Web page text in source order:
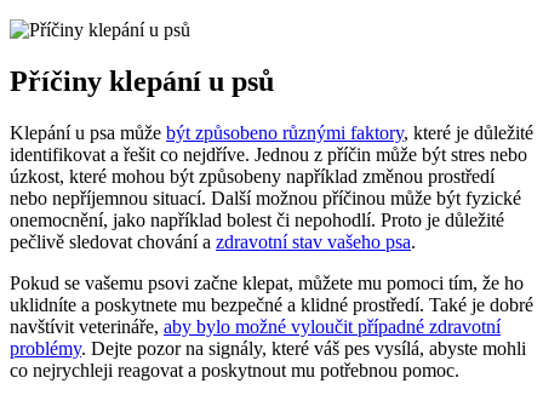
Příčiny klepání ⁤u psů
Klepání‍ u psa může​ být způsobeno různými faktory, které je ‌důležité
identifikovat a⁣ řešit co nejdříve. Jednou⁢ z příčin může být stres nebo
úzkost, které⁣ mohou ⁢být způsobeny například ‌změnou prostředí
nebo nepříjemnou​ situací. Další možnou příčinou ‌může být fyzické
onemocnění, jako například bolest⁤ či nepohodlí. ⁣Proto je důležité
pečlivě ​sledovat chování a zdravotní stav vašeho psa.
Pokud se vašemu psovi začne klepat, můžete⁣ mu pomoci tím, že ⁤ho
uklidníte a poskytnete mu bezpečné a klidné prostředí. Také je dobré
navštívit veterináře, aby bylo možné vyloučit případné zdravotní
problémy. Dejte ⁢pozor na signály, ​které váš​ pes vysílá, abyste mohli‌
co nejrychleji reagovat ⁣a poskytnout mu potřebnou pomoc.